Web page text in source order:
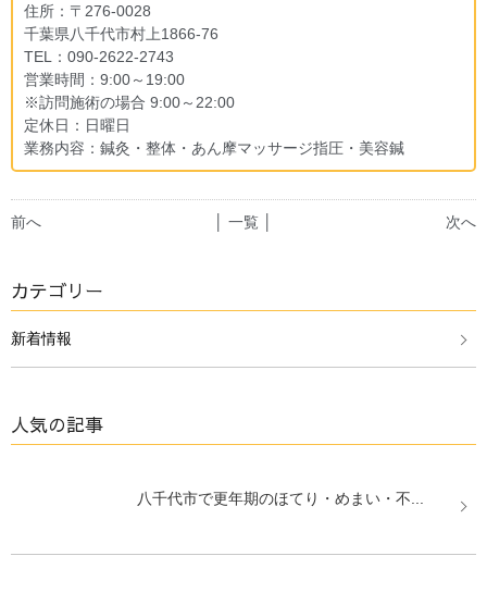
住所：〒276-0028
千葉県八千代市村上1866-76
TEL：090-2622-2743
営業時間：9:00～19:00
※訪問施術の場合 9:00～22:00
定休日：日曜日
業務内容：鍼灸・整体・あん摩マッサージ指圧・美容鍼
前へ 次へ
│ 一覧 │
カテゴリー
新着情報
人気の記事
八千代市で更年期のほてり・めまい・不...